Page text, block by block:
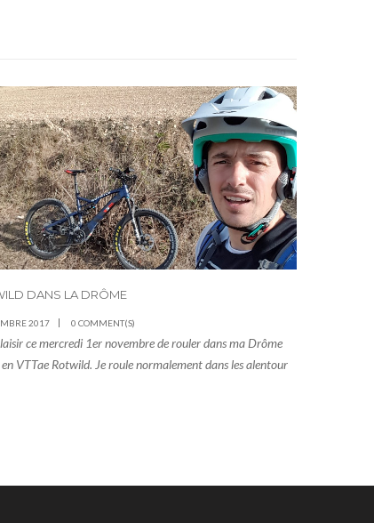
DANS LA DRÔME
2017 0 COMMENT(S)
ce mercredi 1er novembre de rouler dans ma Drôme
VTTae Rotwild. Je roule normalement dans les alentour